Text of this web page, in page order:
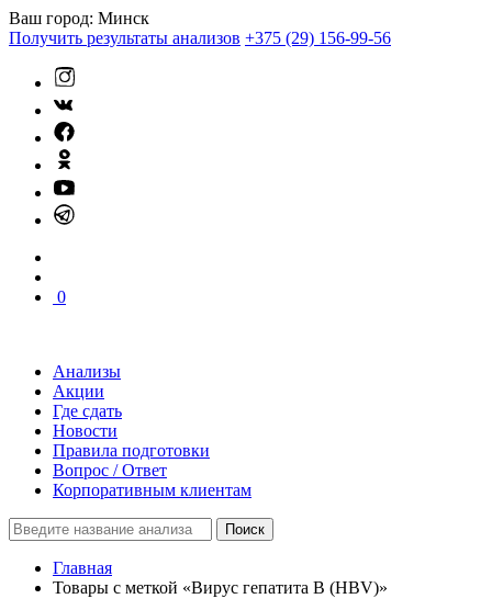
Ваш город: Минск
Получить результаты анализов +375 (29) 156-99-56
0
Анализы
Акции
Где сдать
Новости
Правила подготовки
Вопрос / Ответ
Корпоративным клиентам
Поиск
Главная
Товары с меткой «Вирус гепатита B (HBV)»